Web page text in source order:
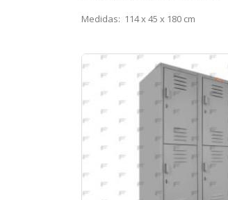
Medidas: 114 x 45 x 180 cm